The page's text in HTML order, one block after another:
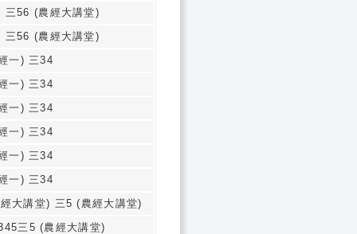
三56 (農經大講堂)
三56 (農經大講堂)
一) 三34
一) 三34
一) 三34
一) 三34
一) 三34
一) 三34
大講堂) 三5 (農經大講堂)
三5 (農經大講堂)